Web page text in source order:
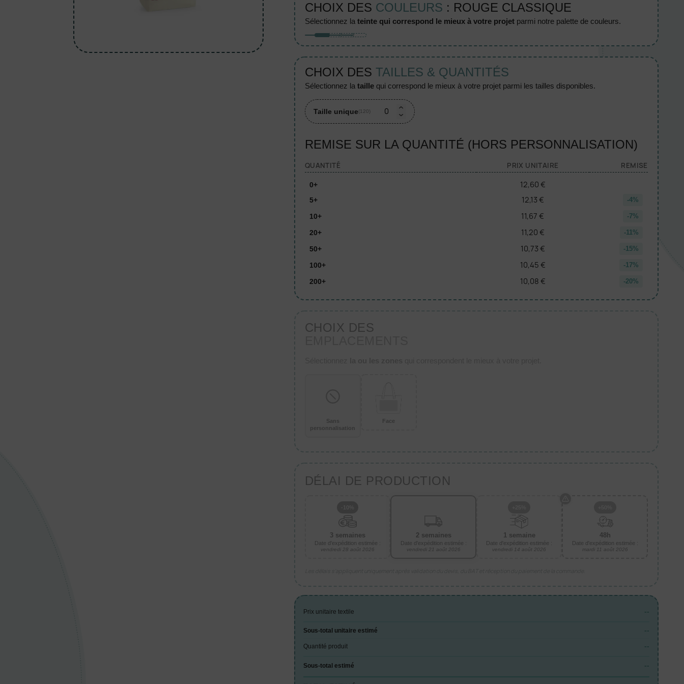
CHOIX DES COULEURS : ROUGE CLASSIQUE
sélectionnez la teinte qui correspond le mieux à votre projetparmi notre palette de couleurs.
CHOIX DES TAILLES & QUANTITÉS
sélectionnez la taillequi correspond le mieux à votre projet parmi les tailles disponibles.
Taille unique(120)
REMISE SUR LA QUANTITÉ (HORS PERSONNALISATION)
QUANTITÉ PRIX UNITAIRE REMISE
0+ 12,60 €
5+ 12,13 € -4%
10+ 11,67 € -7%
20+ 11,20 € -11%
50+ 10,73 € -15%
100+ 10,45 € -17%
200+ 10,08 € -20%
CHOIX DES
Sans
personnalisation
Face
DÉLAI DE PRODUCTION
3 semaines
Date d'expédition estimée :
vendredi 28 août 2026
2 semaines
Date d'expédition estimée :
vendredi 21 août 2026
1 semaine
Date d'expédition estimée :
vendredi 14 août 2026
48h
Date d'expédition estimée :
mardi 11 août 2026
Prix unitaire textile --
Sous-total unitaire estimé --
Quantité produit --
Sous-total estimé --